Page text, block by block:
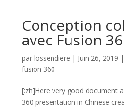
Conception
avec Fusion
par lossendiere | Juin 26, 2019 |
fusion 360
[:zh]Here very good document
360 presentation in Chinese